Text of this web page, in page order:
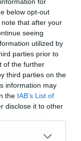
below opt-out
that after your
seeing
utilized by
parties prior to
of the further
third parties on the
information may
the IAB’s List of
disclose it to other
δυσπεψία,
οξεία
χολοκυστίτιδα).
φαρμάκων
θυρεοειδούς
από τα Σχέδια